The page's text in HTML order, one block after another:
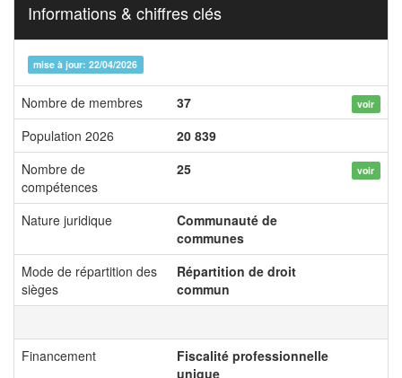
Informations & chiffres clés
mise à jour: 22/04/2026
Nombre de membres 37 voir
Population 2026
20 839
Nombre de
compétences
25 voir
Nature juridique
Communauté de
communes
Mode de répartition des
sièges
Répartition de droit
commun
Financement
Fiscalité professionnelle
unique